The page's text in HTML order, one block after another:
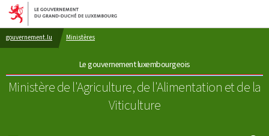
Aller au menu principal
Aller au contenu
gouvernement.lu Ministères
Le gouvernement luxembourgeois
Ministère de l'Agriculture, de l'Alimentation et de la
Viticulture